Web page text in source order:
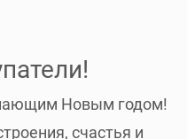
Новым годом!
счастья и